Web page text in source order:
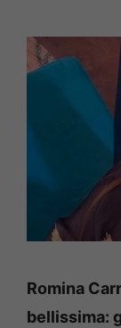
Romina
bellissima: